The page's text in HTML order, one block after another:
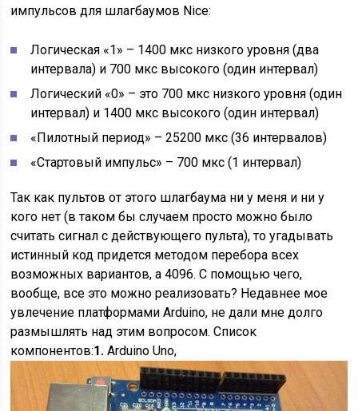
импульсов для шлагбаумов Nice:
Логическая «1» – 1400 мкс низкого уровня (два
интервала) и 700 мкс высокого (один интервал)
Логический «0» – это 700 мкс низкого уровня (один
интервал) и 1400 мкс высокого (один интервал)
«Пилотный период» – 25200 мкс (36 интервалов)
«Стартовый импульс» – 700 мкс (1 интервал)
Так как пультов от этого шлагбаума ни у меня и ни у
кого нет (в таком бы случаем просто можно было
считать сигнал с действующего пульта), то угадывать
истинный код придется методом перебора всех
возможных вариантов, а 4096. С помощью чего,
вообще, все это можно реализовать? Недавнее мое
увлечение платформами Arduino, не дали мне долго
размышлять над этим вопросом. Список
компонентов:1. Arduino Uno,